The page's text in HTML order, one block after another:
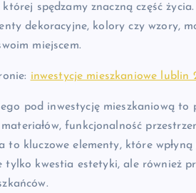
spędzamy znaczną część
dekoracyjne, kolory czy wzory,
miejscem.
inwestycje mieszkaniowe lublin
pod inwestycję mieszkaniową
funkcjonalność
to kluczowe elementy, które
tylko kwestia estetyki, ale również